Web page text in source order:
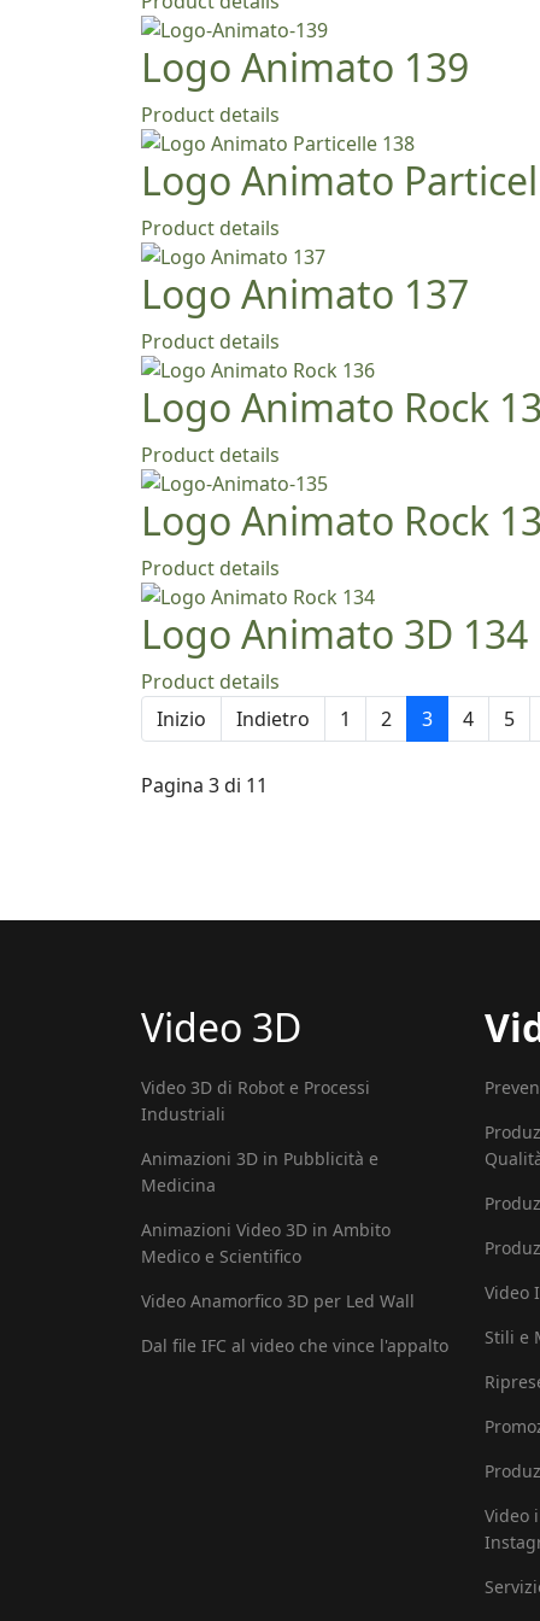
Logo Animato 139
Product details
Logo Animato
Product details
Logo Animato 137
Product details
Logo Animato Rock
Product details
Logo Animato Rock
Product details
Logo Animato 3D 134
Product details
Inizio
Indietro 1 2 3 4 5
Pagina 3 di 11
Video 3D
Video 3D di Robot e Processi
Industriali
Animazioni 3D in Pubblicità e
Medicina
Animazioni Video 3D in Ambito
Medico e Scientifico
Video Anamorfico 3D per Led Wall
Dal file IFC al video che vince l'appalto
Video
Stili e
Video